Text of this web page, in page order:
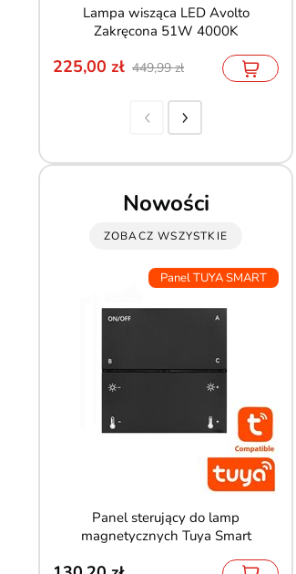
Lampa wisząca LED Avolto
Zakręcona 51W 4000K
225,00 449,99
Nowości
ZOBACZ WSZYSTKIE
Panel TUYA SMART
Panel sterujący do lamp
magnetycznych Tuya Smart